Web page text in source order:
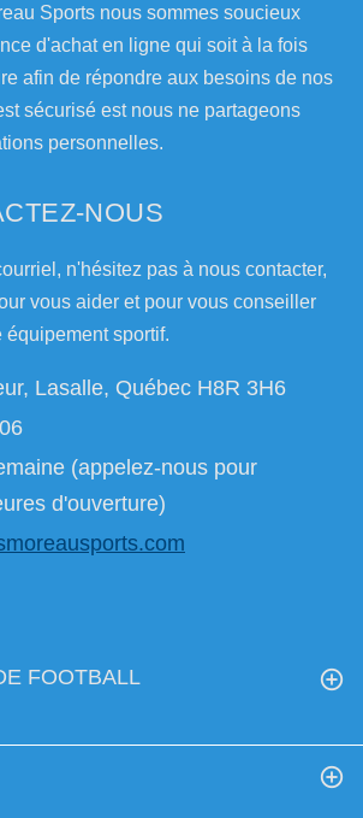
Sports nous sommes soucieux
d'achat en ligne qui soit à la fois
afin de répondre aux besoins de nos
sécurisé est nous ne partageons
personnelles.
NOUS
n'hésitez pas à nous contacter,
vous aider et pour vous conseiller
équipement sportif.
Lasalle, Québec H8R 3H6
(appelez-nous pour
d'ouverture)
FOOTBALL